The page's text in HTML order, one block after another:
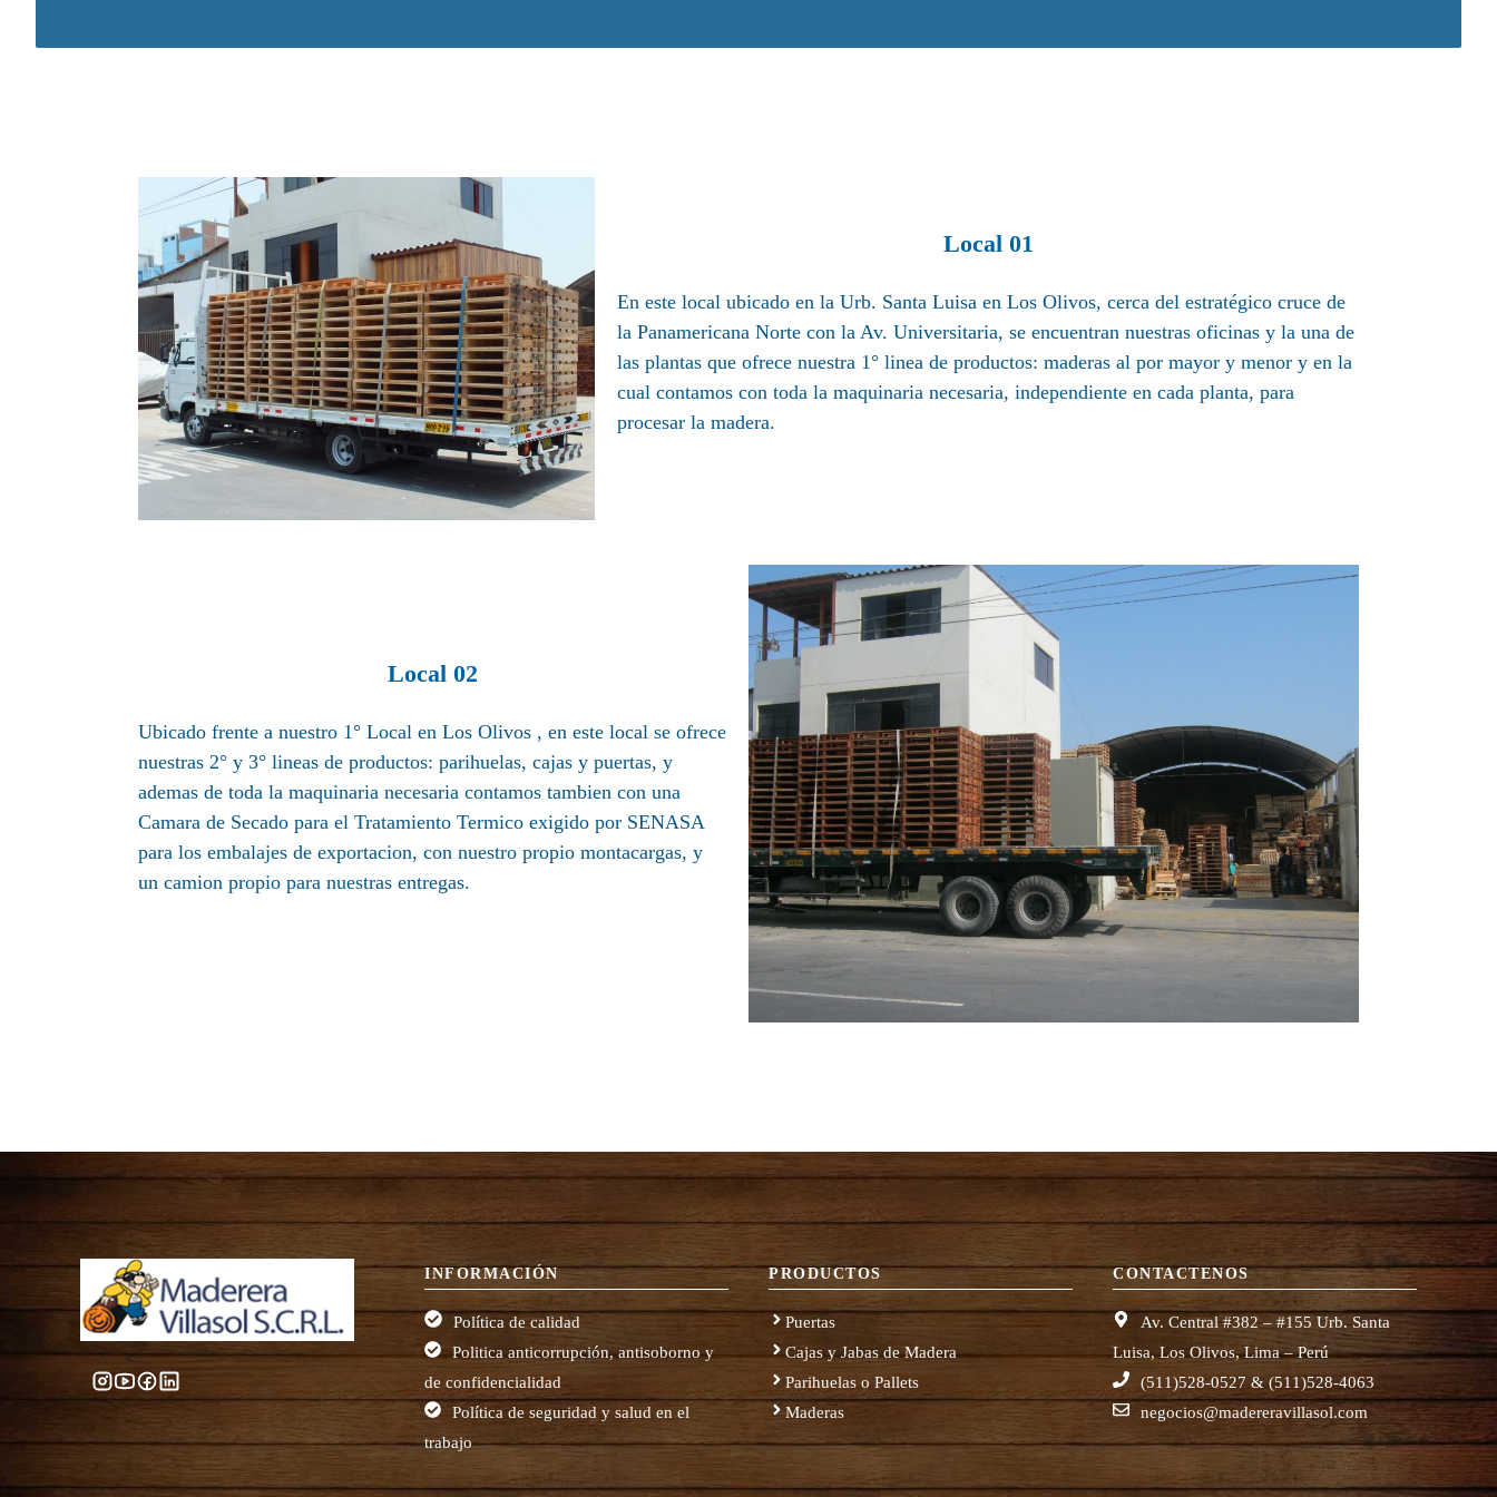
Local 01
En este local ubicado en la Urb. Santa Luisa en Los Olivos, cerca del estratégico cruce de
la Panamericana Norte con la Av. Universitaria, se encuentran nuestras oficinas y la una de
las plantas que ofrece nuestra 1° linea de productos: maderas al por mayor y menor y en la
cual contamos con toda la maquinaria necesaria, independiente en cada planta, para
procesar la madera.
Local 02
Ubicado frente a nuestro 1° Local en Los Olivos , en este local se ofrece
nuestras 2° y 3° lineas de productos: parihuelas, cajas y puertas, y
ademas de toda la maquinaria necesaria contamos tambien con una
Camara de Secado para el Tratamiento Termico exigido por SENASA
para los embalajes de exportacion, con nuestro propio montacargas, y
un camion propio para nuestras entregas.
INFORMACIÓN
Política de calidad
Politica anticorrupción, antisoborno y
de confidencialidad
Política de seguridad y salud en el
trabajo
PRODUCTOS
Puertas
Cajas y Jabas de Madera
Parihuelas o Pallets
Maderas
CONTACTENOS
Av. Central #382 – #155 Urb. Santa
Luisa, Los Olivos, Lima – Perú
(511)528-0527 & (511)528-4063
negocios@madereravillasol.com